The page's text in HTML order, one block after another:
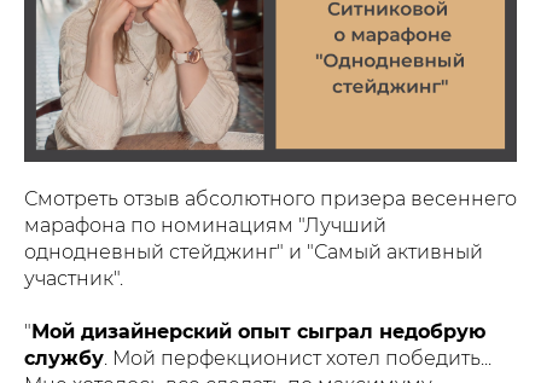
Смотреть отзыв абсолютного призера весеннего
марафона по номинациям "Лучший
однодневный стейджинг" и "Самый активный
участник".
"Мой дизайнерский опыт сыграл недобрую
службу . Мой перфекционист хотел победить...